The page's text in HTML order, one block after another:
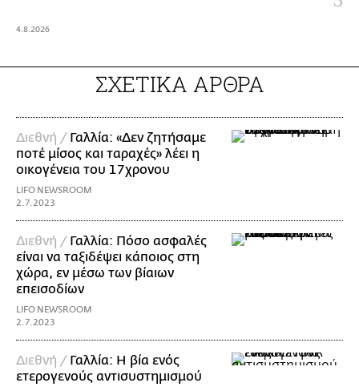
4.8.2026
ΣΧΕΤΙΚΑ ΑΡΘΡΑ
Διεθνή / Γαλλία: «Δεν ζητήσαμε
ποτέ μίσος και ταραχές» λέει η
οικογένεια του 17χρονου
LIFO NEWSROOM
2.7.2023
Διεθνή / Γαλλία: Πόσο ασφαλές
είναι να ταξιδέψει κάποιος στη
χώρα, εν μέσω των βίαιων
επεισοδίων
LIFO NEWSROOM
2.7.2023
Διεθνή / Γαλλία: Η βία ενός
ετερογενούς αντισυστημισμού